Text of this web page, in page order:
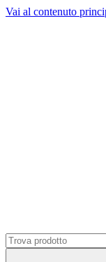
Vai al contenuto